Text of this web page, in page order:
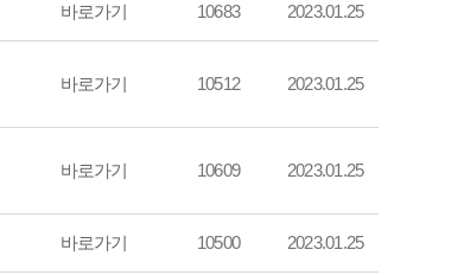
바로가기 10683 2023.01.25
바로가기 10512 2023.01.25
바로가기 10609 2023.01.25
바로가기 10500 2023.01.25